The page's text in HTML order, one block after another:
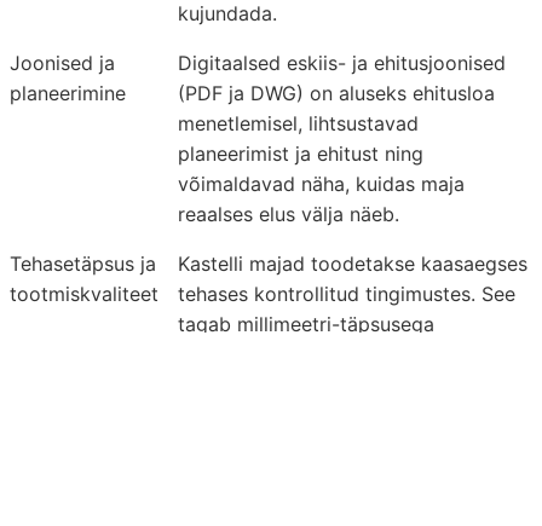
kujundada.
Joonised ja
planeerimine
Digitaalsed eskiis- ja ehitusjoonised
(PDF ja DWG) on aluseks ehitusloa
menetlemisel, lihtsustavad
planeerimist ja ehitust ning
võimaldavad näha, kuidas maja
reaalses elus välja näeb.
Tehasetäpsus ja
tootmiskvaliteet
Kastelli majad toodetakse kaasaegses
tehases kontrollitud tingimustes. See
tagab millimeetri-täpsusega